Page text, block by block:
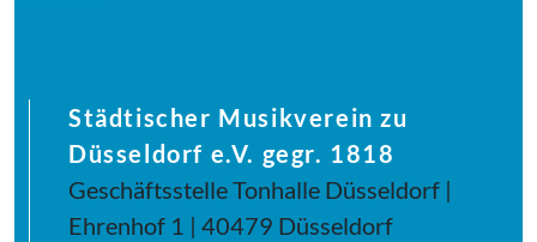
Städtischer Musikverein zu
Düsseldorf e.V. gegr. 1818
Geschäftsstelle Tonhalle Düsseldorf |
Ehrenhof 1 | 40479 Düsseldorf